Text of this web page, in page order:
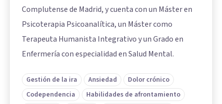
Complutense de Madrid, y cuenta con un Máster en
Psicoterapia Psicoanalítica, un Máster como
Terapeuta Humanista Integrativo y un Grado en
Enfermería con especialidad en Salud Mental.
Gestión de la ira Ansiedad
Dolor crónico
Codependencia
Habilidades de afrontamiento